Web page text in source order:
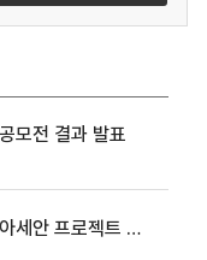
모전 결과 발표
[마감][한국플랜트산업협회] '25년 한-아세안 프로젝트 플라자 참여기업 모집(~8.20)